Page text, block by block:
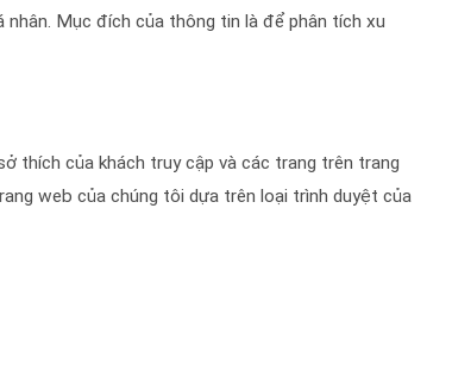
Mục đích của thông tin là để phân tích xu
thích của khách truy cập và các trang trên trang
web của chúng tôi dựa trên loại trình duyệt của